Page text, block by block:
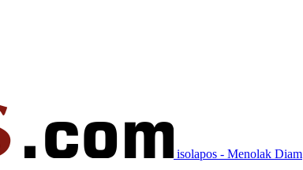
isolapos - Menolak Diam